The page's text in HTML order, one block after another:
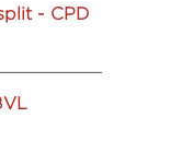
- CPD